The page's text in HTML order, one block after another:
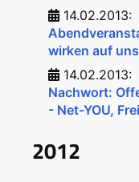
14.02.2013:
wirken auf
14.02.2013:
Nachwort:
- Net-YOU,
2012